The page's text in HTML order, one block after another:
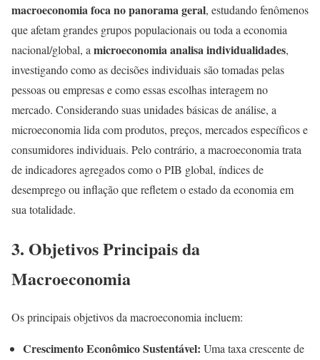
macroeconomia foca no panorama geral, estudando fenômenos
que afetam grandes grupos populacionais ou toda a economia
nacional/global, a microeconomia analisa individualidades,
investigando como as decisões individuais são tomadas pelas
pessoas ou empresas e como essas escolhas interagem no
mercado. Considerando suas unidades básicas de análise, a
microeconomia lida com produtos, preços, mercados específicos e
consumidores individuais. Pelo contrário, a macroeconomia trata
de indicadores agregados como o PIB global, índices de
desemprego ou inflação que refletem o estado da economia em
sua totalidade.
3. Objetivos Principais da
Macroeconomia
Os principais objetivos da macroeconomia incluem:
Crescimento Econômico Sustentável: Uma taxa crescente de